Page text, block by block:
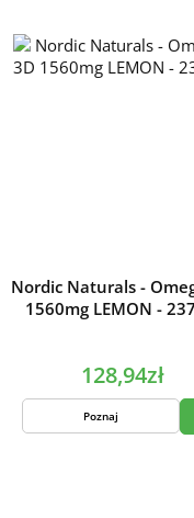
Nordic Naturals -
1560mg LEMON -
128,94zł
Poznaj